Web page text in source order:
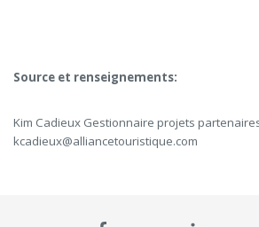
Source et renseignements:
Kim Cadieux Gestionnaire projets
kcadieux@alliancetouristique.com